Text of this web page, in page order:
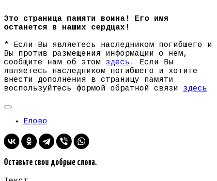
Это страница памяти воина! Его имя
останется в наших сердцах!
* Если Вы являетесь наследником погибшего и
Вы против размещения информации о нем,
сообщите нам об этом здесь . Если Вы
являетесь наследником погибшего и хотите
внести дополнения в страницу памяти
воспользуйтесь формой обратной связи здесь
Елово
Оставьте свои добрые слова.